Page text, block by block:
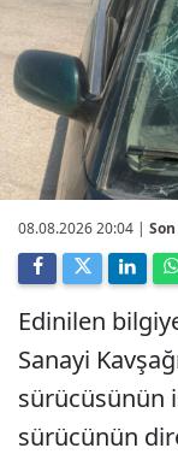
08.08.2026 20:04 |
Edinilen
Sanayi
sürücüsünün
sürücünün